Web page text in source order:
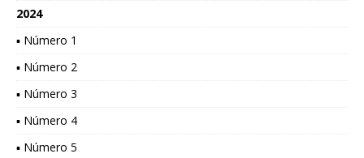
2024
▪ Número 1
▪ Número 2
▪ Número 3
▪ Número 4
▪ Número 5